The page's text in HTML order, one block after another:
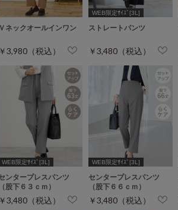
Ｖネックオールインワン
￥3,980（税込）
WEB限定ｻｲｽﾞ[3L]
ストレートパンツ
￥3,480（税込）
WEB限定ｻｲｽﾞ[3L]
ンタープレスパンツ
（股下６３ｃｍ）
￥3,480（税込）
WEB限定ｻｲｽﾞ[3L]
センタープレスパンツ
（股下６６ｃｍ）
￥3,480（税込）